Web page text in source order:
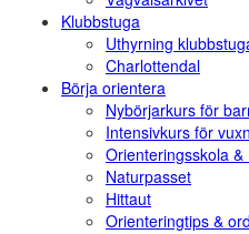
Klubbstuga
Uthyrning
Charlottendal
Börja orientera
Nybörjarkurs för
Intensivkurs för
Orienteringsskola
Naturpasset
Hittaut
Orienteringtips &